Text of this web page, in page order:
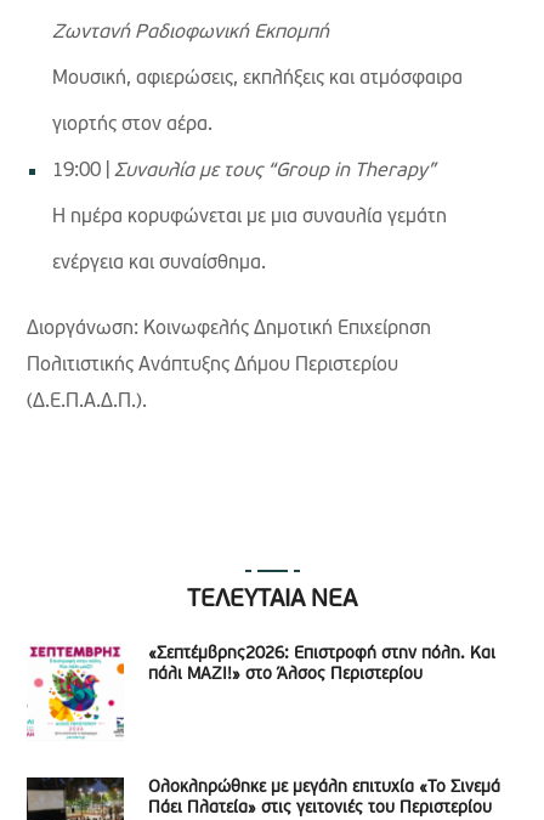
Ζωντανή Ραδιοφωνική Εκπομπή
Μουσική, αφιερώσεις, εκπλήξεις και ατμόσφαιρα
γιορτής στον αέρα.
19:00 |Συναυλία με τους “Group in Therapy”
Η ημέρα κορυφώνεται με μια συναυλία γεμάτη
ενέργεια και συναίσθημα.
Διοργάνωση: Κοινωφελής Δημοτική Επιχείρηση
Πολιτιστικής Ανάπτυξης Δήμου Περιστερίου
(Δ.Ε.Π.Α.Δ.Π.).
ΤΕΛΕΥΤΑΙΑ ΝΕΑ
«Σεπτέμβρης2026: Επιστροφή στην πόλη. Και
πάλι ΜΑΖΙ!» στο Άλσος Περιστερίου
Ολοκληρώθηκε με μεγάλη επιτυχία «Το Σινεμά
Πάει Πλατεία» στις γειτονιές του Περιστερίου